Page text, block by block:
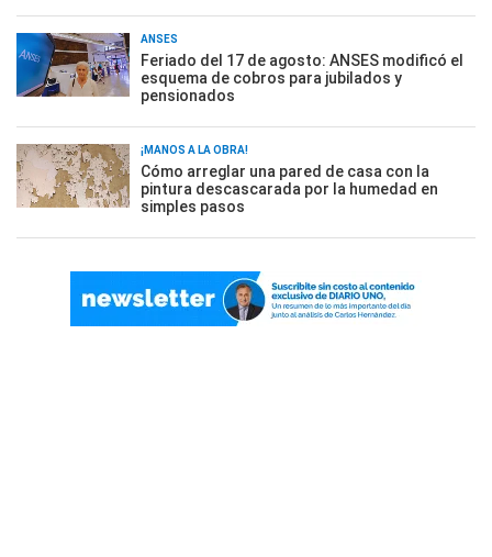
ANSES
Feriado del 17 de agosto: ANSES modificó el
esquema de cobros para jubilados y
pensionados
¡MANOS A LA OBRA!
Cómo arreglar una pared de casa con la
pintura descascarada por la humedad en
simples pasos